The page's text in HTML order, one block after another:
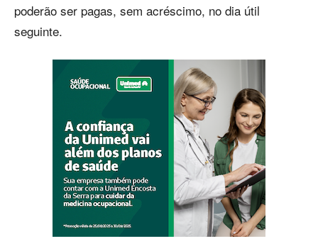
poderão ser pagas, sem acréscimo, no dia útil
seguinte.